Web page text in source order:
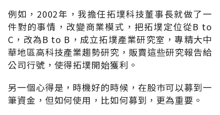
例如，2002年，我擔任拓墣科技董事長就做了一
件對的事情，改變商業模式，把拓墣定位從B to
C，改為B to B，成立拓墣產業研究室，專精大中
華地區高科技產業趨勢研究，販賣這些研究報告給
公司行號，使得拓墣開始獲利。
另一個心得是，時機好的時候，在股巿可以募到一
筆資金，但如何使用，比如何募到，更為重要。